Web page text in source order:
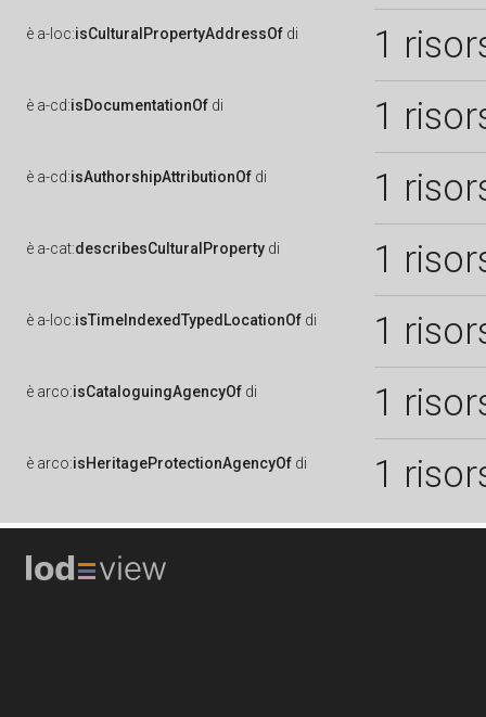
è a-loc:isCulturalPropertyAddressOf di 1
è a-cd:isDocumentationOf di 1
è a-cd:isAuthorshipAttributionOf di 1
è a-cat:describesCulturalProperty di 1
è a-loc:isTimeIndexedTypedLocationOf di 1
è arco:isCataloguingAgencyOf di 1
è arco:isHeritageProtectionAgencyOf di 1